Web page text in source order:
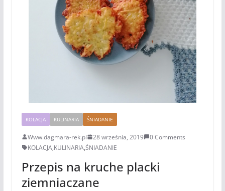
KOLACJA KULINARIA ŚNIADANIE
Www.dagmara-rek.pl 28 września, 2019
0 Comments
KOLACJA,KULINARIA,ŚNIADANIE
Przepis na kruche placki
ziemniaczane